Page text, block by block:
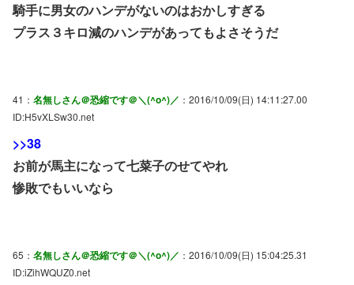
騎手に男女のハンデがないのはおかしすぎる
プラス３キロ減のハンデがあってもよさそうだ
41： 名無しさん＠恐縮です＠＼(^o^)／ ：2016/10/09(日) 14:11:27.00
ID:H5vXLSw30.net
>>38
お前が馬主になって七菜子のせてやれ
惨敗でもいいなら
65： 名無しさん＠恐縮です＠＼(^o^)／ ：2016/10/09(日) 15:04:25.31
ID:iZihWQUZ0.net